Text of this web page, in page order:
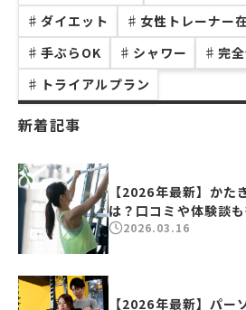
♯ ダイエット ♯ 女性トレーナー
♯ 手ぶらOK ♯ シャワー ♯ 完
♯ トライアルプラン
新着記事
【2026年最新】かた
は？口コミや体験談
2026.03.16
【2026年最新】パー